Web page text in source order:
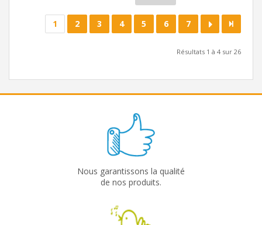
1 2 3 4 5 6 7
Résultats 1 à 4 sur 26
Nous garantissons la qualité
de nos produits.